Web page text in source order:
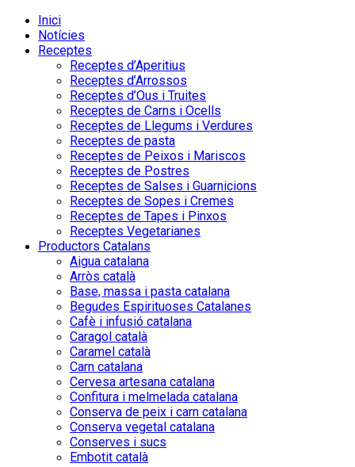
Inici
Notícies
Receptes
Receptes d’Aperitius
Receptes d’Arrossos
Receptes d’Ous i Truites
Receptes de Carns i Ocells
Receptes de Llegums i Verdures
Receptes de pasta
Receptes de Peixos i Mariscos
Receptes de Postres
Receptes de Salses i Guarnicions
Receptes de Sopes i Cremes
Receptes de Tapes i Pinxos
Receptes Vegetarianes
Productors Catalans
Aigua catalana
Arròs català
Base, massa i pasta catalana
Begudes Espirituoses Catalanes
Cafè i infusió catalana
Caragol català
Caramel català
Carn catalana
Cervesa artesana catalana
Confitura i melmelada catalana
Conserva de peix i carn catalana
Conserva vegetal catalana
Conserves i sucs
Embotit català